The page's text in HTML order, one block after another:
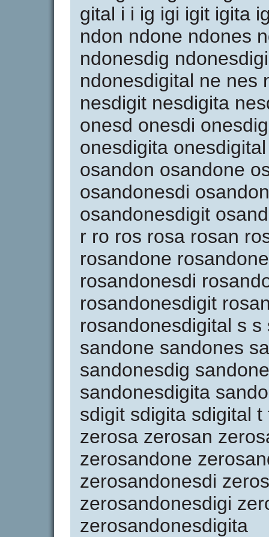
gital i i ig igi igit igita
ndon ndone ndones
ndonesdig
ndonesdigital ne nes
nesdigit nesdigita
onesd onesdi
onesdigita
osandon osandone
osandonesdi
osandonesdigit
r ro ros rosa rosan
rosandone
rosandonesdi
rosandonesdigit
rosandonesdigital s
sandone sandones
sandonesdig
sandonesdigita
sdigit sdigita sdigital
zerosa zerosan
zerosandone
zerosandonesdi
zerosandonesdigi
zerosandonesdigita